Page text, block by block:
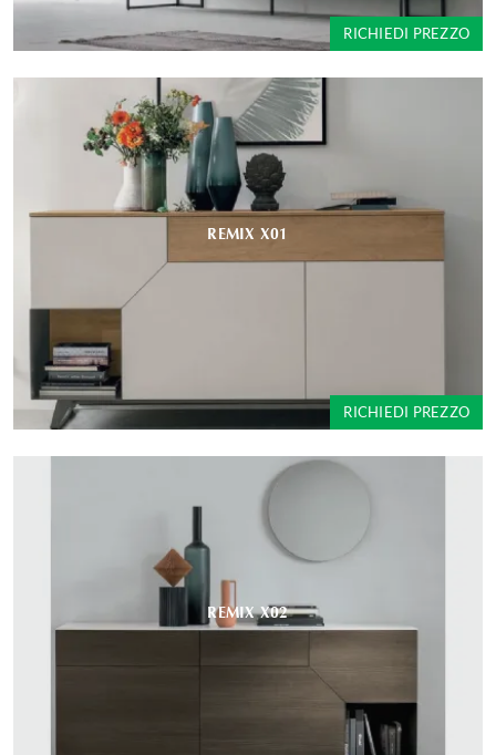
RICHIEDI PREZZO
REMIX X01
RICHIEDI PREZZO
REMIX X02